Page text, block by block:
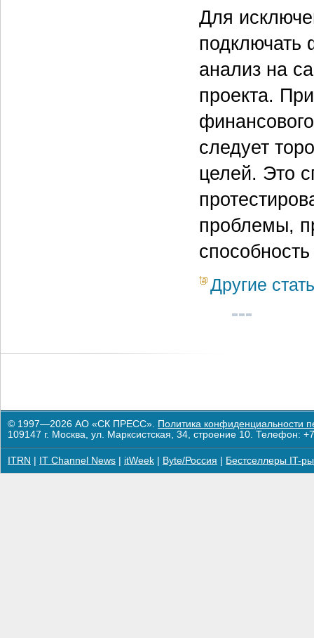
Для
подключать
анализ на
проекта.
следует
целей. Это
проблемы,
Другие
© 1997—2026 АО «СК ПРЕСС». Политика конфиденциальности
109147 г. Москва, ул. Марксистская, 34, строение 10. Телефон:
ITRN IT Channel News itWeek Byte/Россия Бестселлеры IT-